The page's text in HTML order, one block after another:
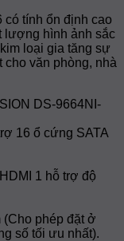
Hòa,
Long
An:
Bảo
Vệ
Ninh
Cộng
tính ổn định cao
lượng hình ảnh sắc
loại gia tăng sự
cho văn phòng, nhà
DS-9664NI-
16 ổ cứng SATA
1 hỗ trợ độ
phép đặt ở
số tối ưu nhất).